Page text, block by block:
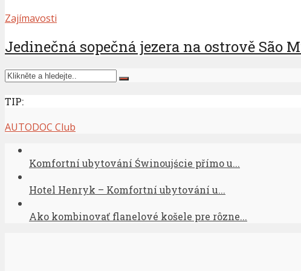
Zajímavosti
Jedinečná sopečná jezera na ostrově São
TIP:
AUTODOC Club
Komfortní ubytování Świnoujście přímo u...
Hotel Henryk – Komfortní ubytování u...
Ako kombinovať flanelové košele pre rôzne...